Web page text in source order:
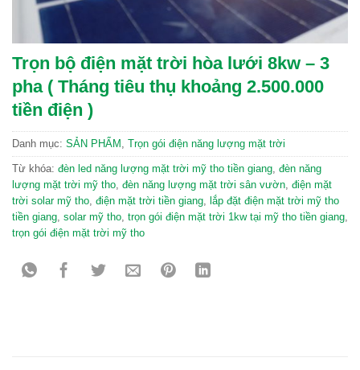
Trọn bộ điện mặt trời hòa lưới 8kw – 3
pha ( Tháng tiêu thụ khoảng 2.500.000
tiền điện )
Danh mục: SẢN PHẨM Trọn gói điện năng lượng mặt trời
Từ khóa: đèn led năng lượng mặt trời mỹ tho tiền giang đèn năng
lượng mặt trời mỹ tho đèn năng lượng mặt trời sân vườn điện mặt
trời solar mỹ tho điện mặt trời tiền giang
lắp đặt điện mặt trời mỹ tho
tiền giang solar mỹ tho trọn gói điện mặt trời 1kw tại mỹ tho tiền giang
trọn gói điện mặt trời mỹ tho